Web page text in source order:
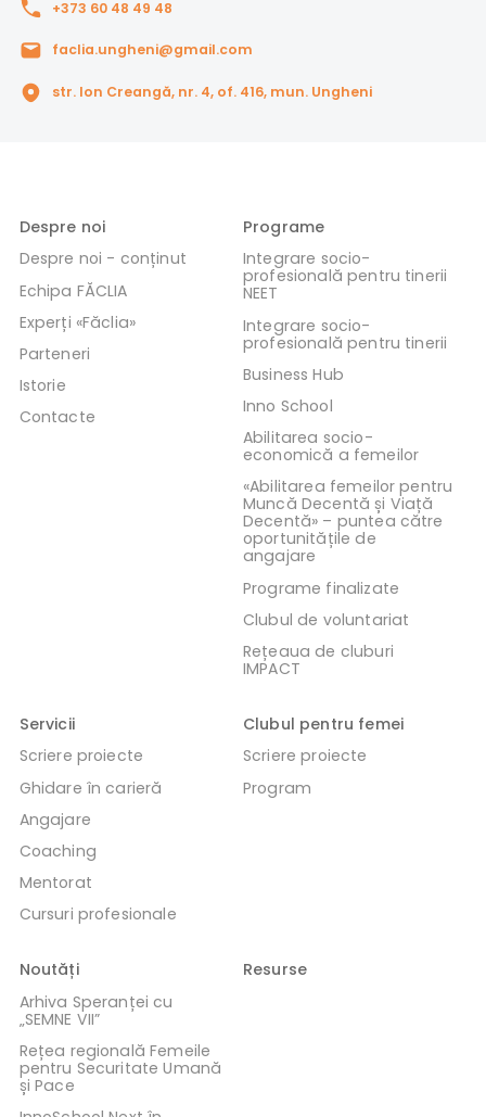
+373 60 48 49 48
faclia.ungheni@gmail.com
str. Ion Creangă, nr. 4, of. 416, mun. Ungheni
Despre noi
Despre noi - conținut
Echipa FĂCLIA
Experți «Făclia»
Parteneri
Istorie
Contacte
Programe
Integrare socio-
profesională pentru tinerii
NEET
Integrare socio-
profesională pentru tinerii
Business Hub
Inno School
Abilitarea socio-
economică a femeilor
«Abilitarea femeilor pentru
Muncă Decentă și Viață
Decentă» – puntea către
oportunitățile de
angajare
Programe finalizate
Clubul de voluntariat
Rețeaua de cluburi
IMPACT
Servicii
Scriere proiecte
Ghidare în carieră
Angajare
Coaching
Mentorat
Cursuri profesionale
Clubul pentru femei
Scriere proiecte
Program
Noutăți
Arhiva Speranței cu
„SEMNE VII”
Rețea regională Femeile
pentru Securitate Umană
și Pace
Resurse